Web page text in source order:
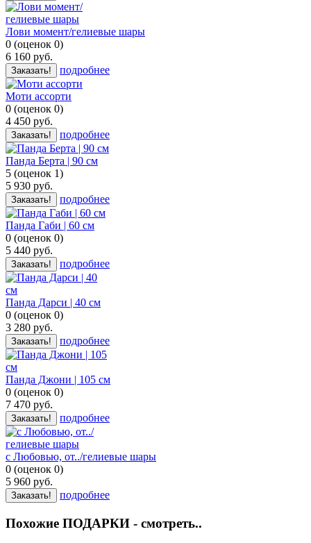
Лови момент/гелиевые шары
0 (оценок 0)
6 160 руб.
Заказать! подробнее
Моти ассорти
0 (оценок 0)
4 450 руб.
Заказать! подробнее
Панда Берта | 90 см
5 (оценок 1)
5 930 руб.
Заказать! подробнее
Панда Габи | 60 см
0 (оценок 0)
5 440 руб.
Заказать! подробнее
Панда Дарси | 40 см
0 (оценок 0)
3 280 руб.
Заказать! подробнее
Панда Джони | 105 см
0 (оценок 0)
7 470 руб.
Заказать! подробнее
с Любовью, от../гелиевые шары
0 (оценок 0)
5 960 руб.
Заказать! подробнее
Похожие ПОДАРКИ - смотреть..